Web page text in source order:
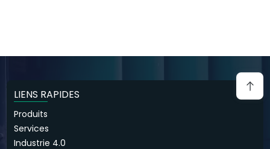
LIENS RAPIDES
Produits
Services
Industrie 4.0